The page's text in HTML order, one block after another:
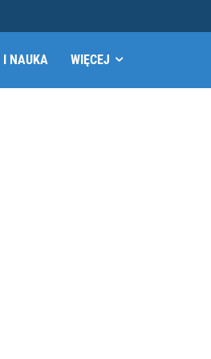
I NAUKA WIĘCEJ